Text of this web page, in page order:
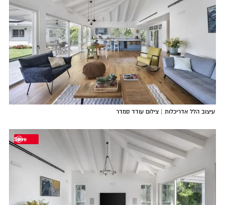
עיצובהלל אדריכלות| צילום עודד סמדר
Save